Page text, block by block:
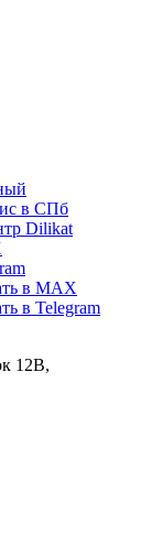
в СПб
Dilikat
в MAX
в Telegram
12В,